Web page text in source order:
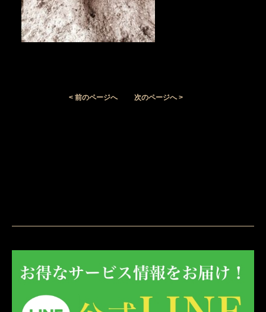
< 前のページへ 次のページへ >